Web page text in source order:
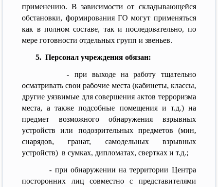
применению. В зависимости от складывающейся
обстановки, формирования ГО могут применяться
как в полном составе, так и последовательно, по
мере готовности отдельных групп и звеньев.
5. Персонал учреждения обязан:
- при выходе на работу тщательно
осматривать свои рабочие места (кабинеты, классы,
другие уязвимые для совершения актов терроризма
места, а также подсобные помещения и т.д.) на
предмет возможного обнаружения взрывных
устройств или подозрительных предметов (мин,
снарядов, гранат, самодельных взрывных
устройств) в сумках, дипломатах, свертках и т.д.;
- при обнаружении на территории Центра
посторонних лиц совместно с представителями